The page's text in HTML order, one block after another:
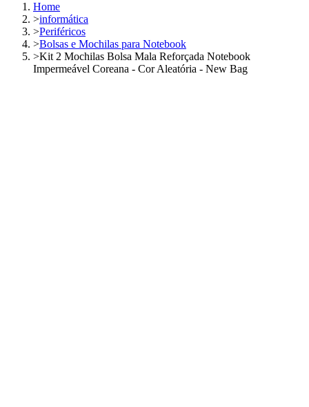
Home
>informática
>Periféricos
>Bolsas e Mochilas para Notebook
>Kit 2 Mochilas Bolsa Mala Reforçada Notebook
Impermeável Coreana - Cor Aleatória - New Bag